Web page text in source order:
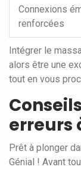
Connexions
renforcées
Intégrer le
alors être une
tout en vous
erreurs
Prêt à plonger
Génial ! Avant